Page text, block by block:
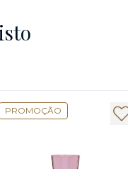
PROMOÇÃO